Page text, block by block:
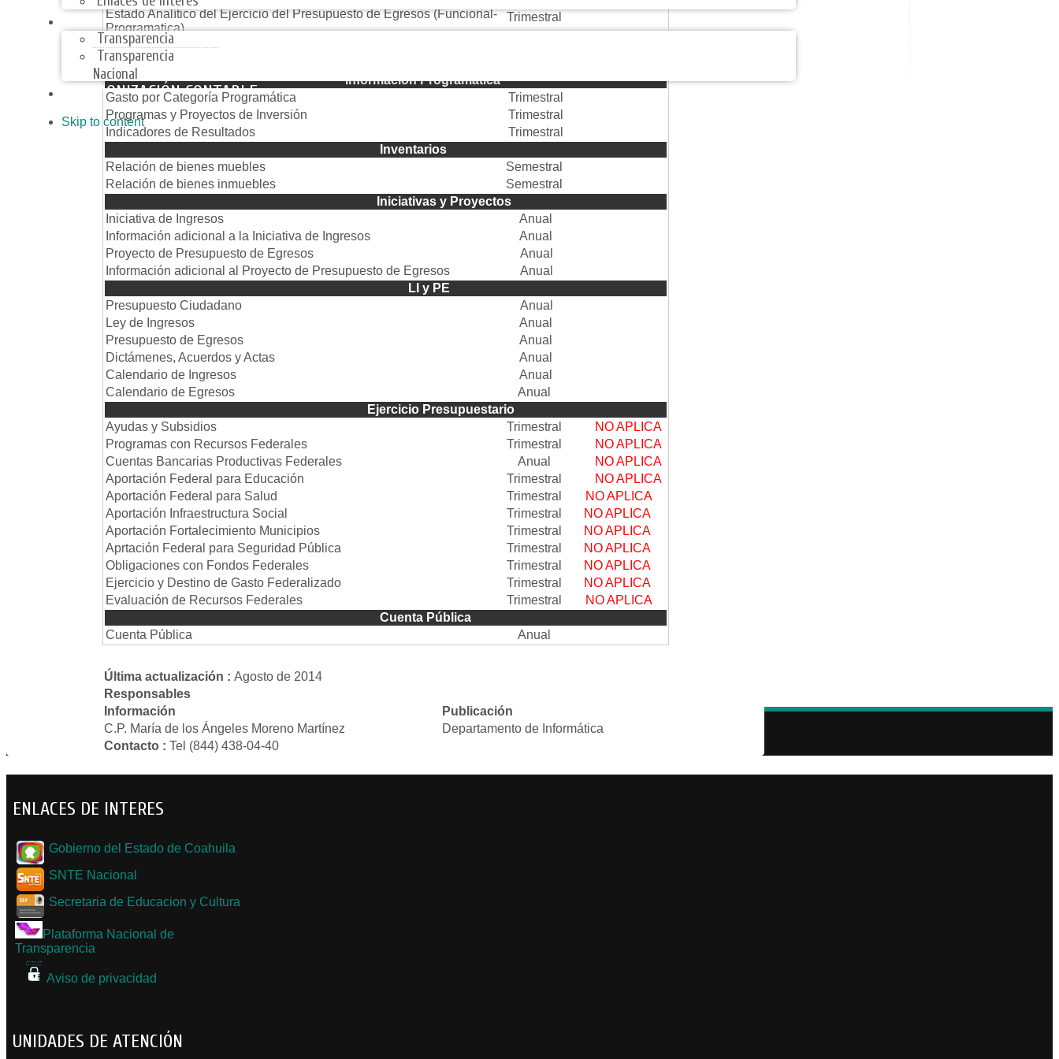
TRANSPARENCIA
Transparencia
Transparencia
Nacional
ARMONIZACIÓN CONTABLE
Skip to content
Estado Analítico del Ejercicio del Presupuesto de Egresos (Funcional-
Programatica)
Trimestral
Endeudamiento Neto
Intereses de la Deuda
Información Programática
Gasto por Categoría Programática
Trimestral
Programas y Proyectos de Inversión
Trimestral
Indicadores de Resultados
Trimestral
Inventarios
Relación de bienes muebles
Semestral
Relación de bienes inmuebles
Semestral
Iniciativas y Proyectos
Iniciativa de Ingresos
Anual
Información adicional a la Iniciativa de Ingresos
Anual
Proyecto de Presupuesto de Egresos
Anual
Información adicional al Proyecto de Presupuesto de Egresos
Anual
LI y PE
Presupuesto Ciudadano
Anual
Ley de Ingresos
Anual
Presupuesto de Egresos
Anual
Dictámenes, Acuerdos y Actas
Anual
Calendario de Ingresos
Anual
Calendario de Egresos
Anual
Ejercicio Presupuestario
Ayudas y Subsidios
Trimestral
NO APLICA
Programas con Recursos Federales
Trimestral
NO APLICA
Cuentas Bancarias Productivas Federales
Anual
NO APLICA
Aportación Federal para Educación
Trimestral
NO APLICA
Aportación Federal para Salud
Trimestral
NO APLICA
Aportación Infraestructura Social
Trimestral
NO APLICA
Aportación Fortalecimiento Municipios
Trimestral
NO APLICA
Aprtación Federal para Seguridad Pública
Trimestral
NO APLICA
Obligaciones con Fondos Federales
Trimestral
NO APLICA
Ejercicio y Destino de Gasto Federalizado
Trimestral
NO APLICA
Evaluación de Recursos Federales
Trimestral
NO APLICA
Cuenta Pública
Cuenta Pública
Anual
Última actualización : Agosto de 2014
Responsables
Información
Publicación
C.P. María de los Ángeles Moreno Martínez
Departamento de Informática
Contacto : Tel (844) 438-04-40
ENLACES DE INTERES
Gobierno del Estado de Coahuila
SNTE Nacional
Secretaria de Educacion y Cultura
Plataforma Nacional de
Transparencia
Aviso de privacidad
UNIDADES DE ATENCIÓN